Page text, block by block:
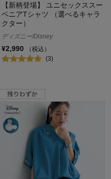
【新柄登場】 ユニセックススー
ベニアTシャツ （選べるキャラ
クター）
ディズニー/Disney
¥2,990
（税込）
(3)